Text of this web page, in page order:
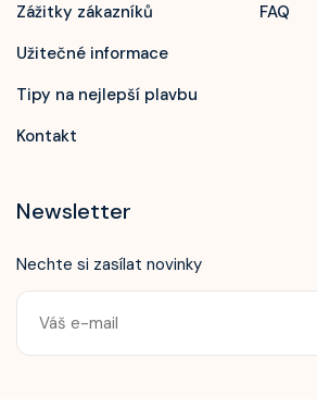
Zavolejte nám!
+420 603 172 604
Zážitky zákazníků
Užitečné informace
Tipy na nejlepší plavbu
Kontakt
FAQ
Newsletter
Nechte si zasílat novinky